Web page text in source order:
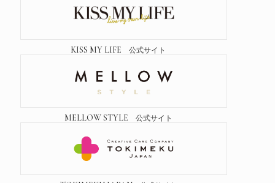
KISS MY LIFE 公式サイト
MELLOW STYLE 公式サイト